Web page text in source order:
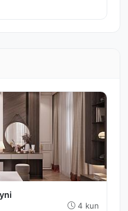
4 kun